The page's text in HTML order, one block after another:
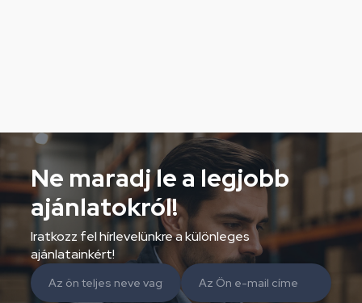
Ne maradj le a legjobb
ajánlatokról!
Iratkozz fel hírlevelünkre a különleges
ajánlatainkért!